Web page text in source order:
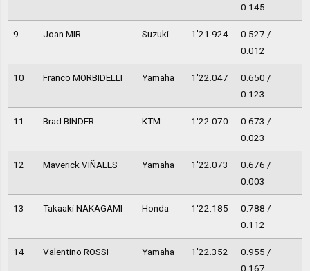
0.145
9 Joan MIR Suzuki 1'21.924
0.527 /
0.012
10 Franco MORBIDELLI Yamaha 1'22.047
0.650 /
0.123
11 Brad BINDER KTM 1'22.070
0.673 /
0.023
12 Maverick VIÑALES Yamaha 1'22.073
0.676 /
0.003
13 Takaaki NAKAGAMI Honda 1'22.185
0.788 /
0.112
14 Valentino ROSSI Yamaha 1'22.352
0.955 /
0.167